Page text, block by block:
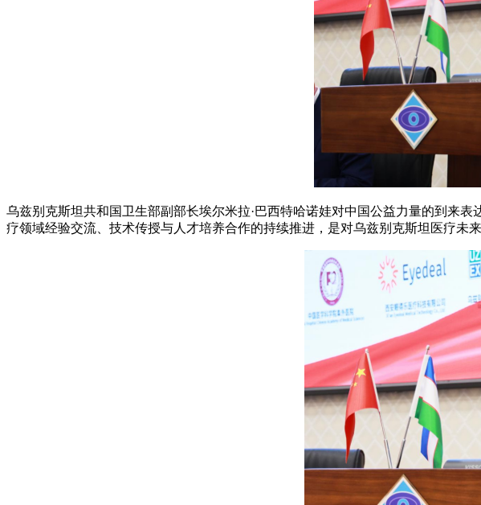
乌兹别克斯坦共和国卫生部副部长埃尔米拉·巴西特哈诺娃对中国公益力量的到来
疗领域经验交流、技术传授与人才培养合作的持续推进，是对乌兹别克斯坦医疗未